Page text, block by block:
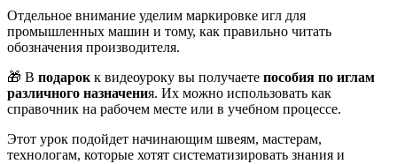
Отдельное внимание уделим маркировке игл для
промышленных машин и тому, как правильно читать
обозначения производителя.
🎁 В подарок к видеоуроку вы получаете пособия по иглам
различного назначения. Их можно использовать как
справочник на рабочем месте или в учебном процессе.
Этот урок подойдет начинающим швеям, мастерам,
технологам, которые хотят систематизировать знания и